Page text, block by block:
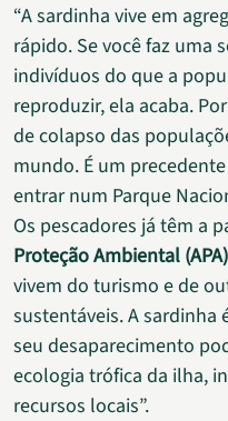
“A sardinha vive em
rápido. Se você faz uma
indivíduos do que a
reproduzir, ela acaba.
de colapso das
mundo. É um
entrar num Parque
Os pescadores já têm a
Proteção Ambiental (APA)
vivem do turismo e de
sustentáveis. A sardinha
seu desaparecimento
ecologia trófica da ilha,
recursos locais”.